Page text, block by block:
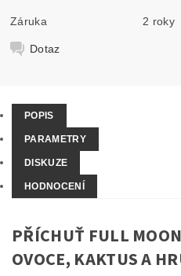
Záruka 2 roky
Dotaz
POPIS
PARAMETRY
DISKUZE
HODNOCENÍ
PŘÍCHUŤ FULL
OVOCE, KAKTUS A